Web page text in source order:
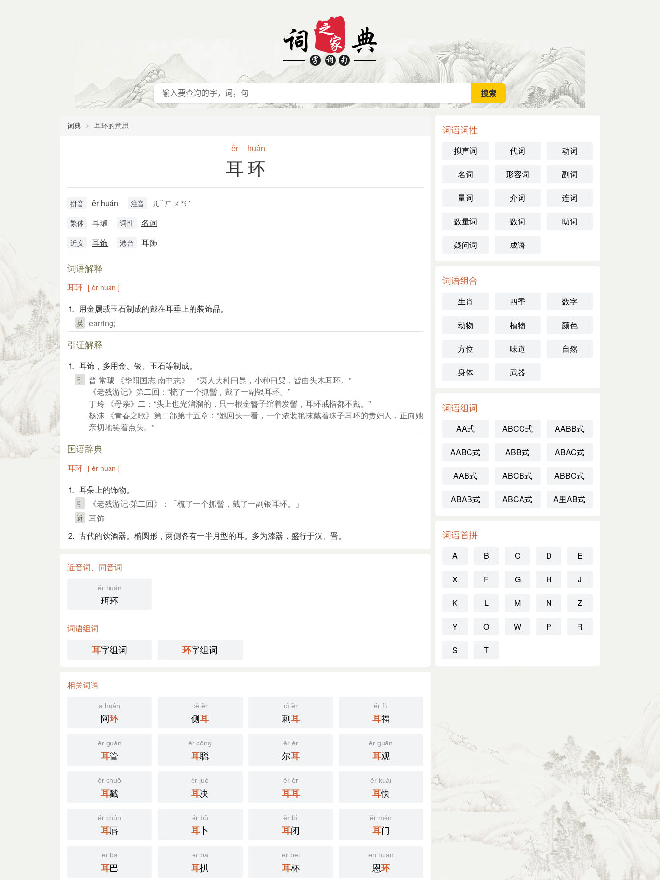
词典 耳环的意思
ěr huán
耳环
拼音 ěr huán 注音 ㄦˇ ㄏㄨㄢˊ
繁体 耳環 词性 名词
近义 耳饰 港台 耳飾
词语解释
耳环 [ ěr huán ]
⒈ 用金属或玉石制成的戴在耳垂上的装饰品。
英 earring;
引证解释
⒈ 耳饰，多用金、银、玉石等制成。
引
晋 常璩 《华阳国志·南中志》：“夷人大种曰昆，小种曰叟，皆曲头木耳环。”
《老残游记》第二回：“梳了一个抓髻，戴了一副银耳环。”
丁玲 《母亲》二：“头上也光溜溜的，只一根金簪子绾着发髻，耳环戒指都不戴。”
杨沫 《青春之歌》第二部第十五章：“她回头一看，一个浓装艳抹戴着珠子耳环的贵妇人，正向她
亲切地笑着点头。”
国语辞典
耳环 [ ěr huán ]
⒈ 耳朵上的饰物。
引 《老残游记·第二回》：「梳了一个抓髻，戴了一副银耳环。」
近 耳饰
⒉ 古代的饮酒器。椭圆形，两侧各有一半月型的耳。多为漆器，盛行于汉、晋。
近音词、同音词
ěr huán
珥环
词语组词
耳字组词 环字组词
相关词语
ā huán
阿环
cè ěr
侧耳
cì ěr
刺耳
ěr fú
耳福
ěr guǎn
耳管
ěr cōng
耳聪
ěr ěr
尔耳
ěr guān
耳观
ěr chuō
耳戳
ěr jué
耳决
ěr ěr
耳耳
ěr kuài
耳快
ěr chún
耳唇
ěr bǔ
耳 卜
ěr bì
耳闭
ěr mén
耳门
ěr bā
耳巴
ěr bā
耳扒
ěr bēi
耳杯
ēn huán
恩环
词语词性
拟声词 代词 动词
名词 形容词 副词
量词 介词 连词
数量词 数词 助词
疑问词 成语
词语组合
生肖 四季 数字
动物 植物 颜色
方位 味道 自然
身体 武器
词语组词
AA式 ABCC式 AABB式
AABC式 ABB式 ABAC式
AAB式 ABCB式 ABBC式
ABAB式 ABCA式 A里AB式
词语首拼
A B C D E
X F G H J
K L M N Z
Y O W P R
S T